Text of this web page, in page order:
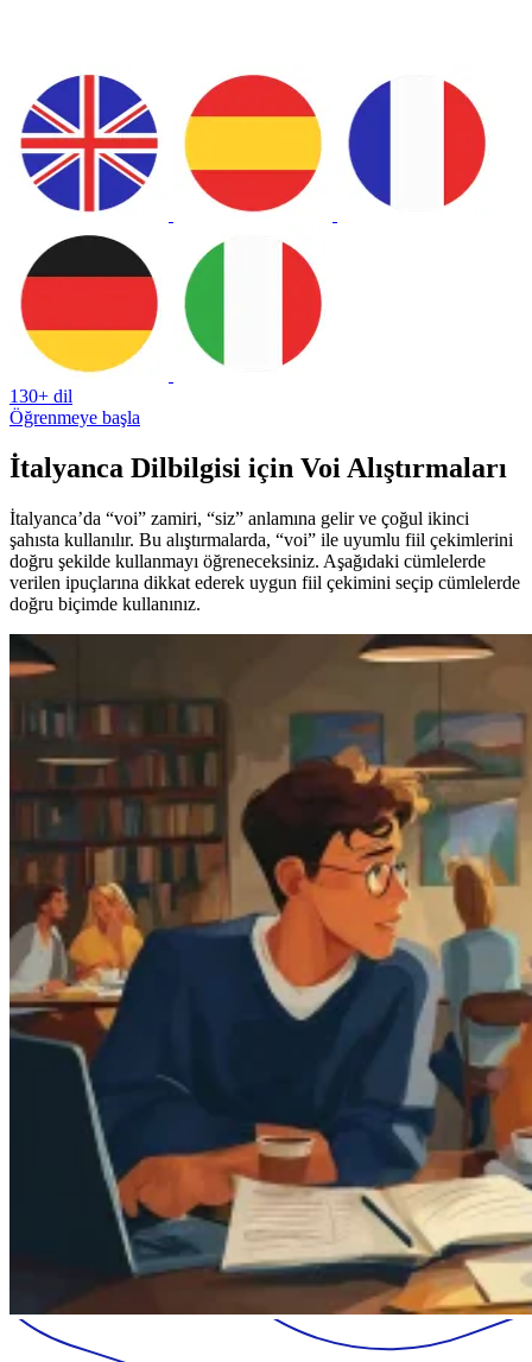
130+ dil
Öğrenmeye başla
İtalyanca Dilbilgisi için Voi Alıştırmaları
İtalyanca’da “voi” zamiri, “siz” anlamına gelir ve çoğul ikinci
şahısta kullanılır. Bu alıştırmalarda, “voi” ile uyumlu fiil çekimlerini
doğru şekilde kullanmayı öğreneceksiniz. Aşağıdaki cümlelerde
verilen ipuçlarına dikkat ederek uygun fiil çekimini seçip cümlelerde
doğru biçimde kullanınız.